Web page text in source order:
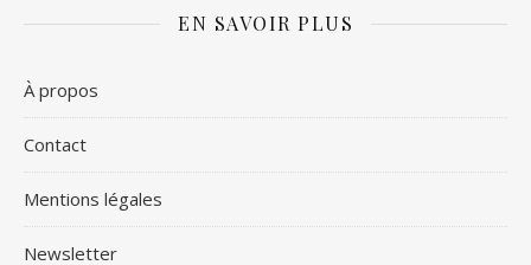
EN SAVOIR PLUS
À propos
Contact
Mentions légales
Newsletter